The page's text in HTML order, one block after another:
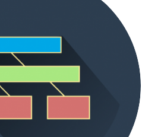
קורס בניית אתרים